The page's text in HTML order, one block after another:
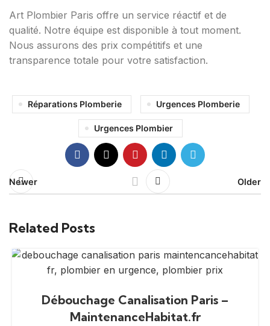
Art Plombier Paris offre un service réactif et de
qualité. Notre équipe est disponible à tout moment.
Nous assurons des prix compétitifs et une
transparence totale pour votre satisfaction.
Réparations Plomberie Urgences Plomberie
Urgences Plombier
Newer Older
Related Posts
Débouchage Canalisation Paris –
MaintenanceHabitat.fr